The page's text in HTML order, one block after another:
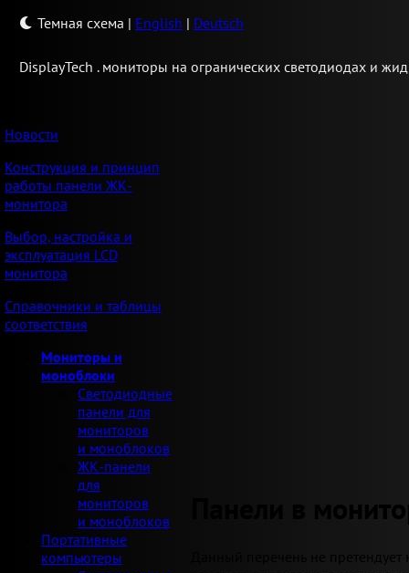
Темная схема | English | Deutsch
DisplayTech . мониторы на огранических светодиодах и
Новости
Конструкция и принцип
работы панели ЖК-
монитора
Выбор, настройка и
эксплуатация LCD
монитора
Справочники и таблицы
соответствия
Мониторы и
моноблоки
Светодиодные
панели для
мониторов
и моноблоков
ЖК-панели
для
мониторов
и моноблоков
Портативные
компьютеры
Панели в
Данный перечень не